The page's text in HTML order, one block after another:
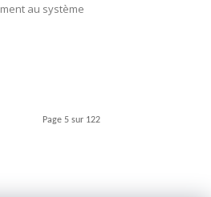
au système
Page 5 sur 122